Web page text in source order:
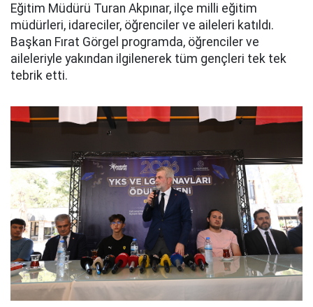
Eğitim Müdürü Turan Akpınar, ilçe milli eğitim
müdürleri, idareciler, öğrenciler ve aileleri katıldı.
Başkan Fırat Görgel programda, öğrenciler ve
aileleriyle yakından ilgilenerek tüm gençleri tek tek
tebrik etti.